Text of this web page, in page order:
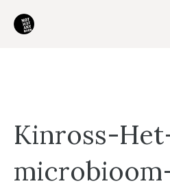
naar
Kinross-